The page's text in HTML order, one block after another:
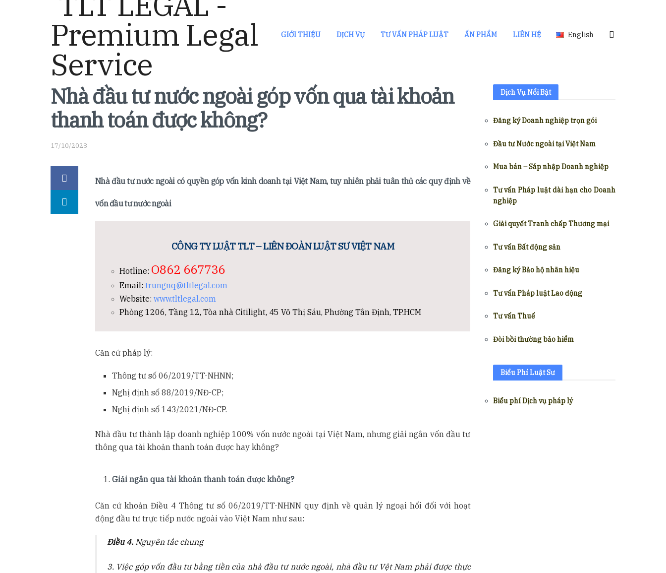
GIỚI THIỆU DỊCH VỤ TƯ VẤN PHÁP LUẬT ẤN PHẨM LIÊN HỆ English
Nhà đầu tư nước ngoài góp vốn qua tài khoản
thanh toán được không?
17/10/2023
Nhà đầu tư nước ngoài có quyền góp vốn kinh doanh tại Việt Nam, tuy nhiên phải tuân thủ các quy định về
vốn đầu tư nước ngoài
CÔNG TY LUẬT TLT – LIÊN ĐOÀN LUẬT SƯ VIỆT NAM
Hotline: O862 667736
Email: trungnq@tltlegal.com
Website:www.tltlegal.com
Phòng 1206, Tầng 12, Tòa nhà Citilight, 45 Võ Thị Sáu, Phường Tân Định, TP.HCM
Căn cứ pháp lý:
Thông tư số 06/2019/TT-NHNN;
Nghị định số 88/2019/NĐ-CP;
Nghị định số 143/2021/NĐ-CP.
Nhà đầu tư thành lập doanh nghiệp 100% vốn nước ngoài tại Việt Nam, nhưng giải ngân vốn đầu tư
thông qua tài khoản thanh toán được hay không?
Giải ngân qua tài khoản thanh toán được không?
Căn cứ khoản Điều 4 Thông tư số 06/2019/TT-NHNN quy định về quản lý ngoại hối đối với hoạt
động đầu tư trực tiếp nước ngoài vào Việt Nam như sau:
Điều 4. Nguyên tắc chung
3. Việc góp vốn đầu tư bằng tiền của nhà đầu tư nước ngoài, nhà đầu tư Vệt Nam phải được thực
Dịch Vụ Nổi Bật
Đăng ký Doanh nghiệp trọn gói
Đầu tư Nước ngoài tại Việt Nam
Mua bán – Sáp nhập Doanh nghiệp
Tư vấn Pháp luật dài hạn cho Doanh
nghiệp
Giải quyết Tranh chấp Thương mại
Tư vấn Bất động sản
Đăng ký Bảo hộ nhãn hiệu
Tư vấn Pháp luật Lao động
Tư vấn Thuế
Đòi bồi thường bảo hiểm
Biểu Phí Luật Sư
Biểu phí Dịch vụ pháp lý